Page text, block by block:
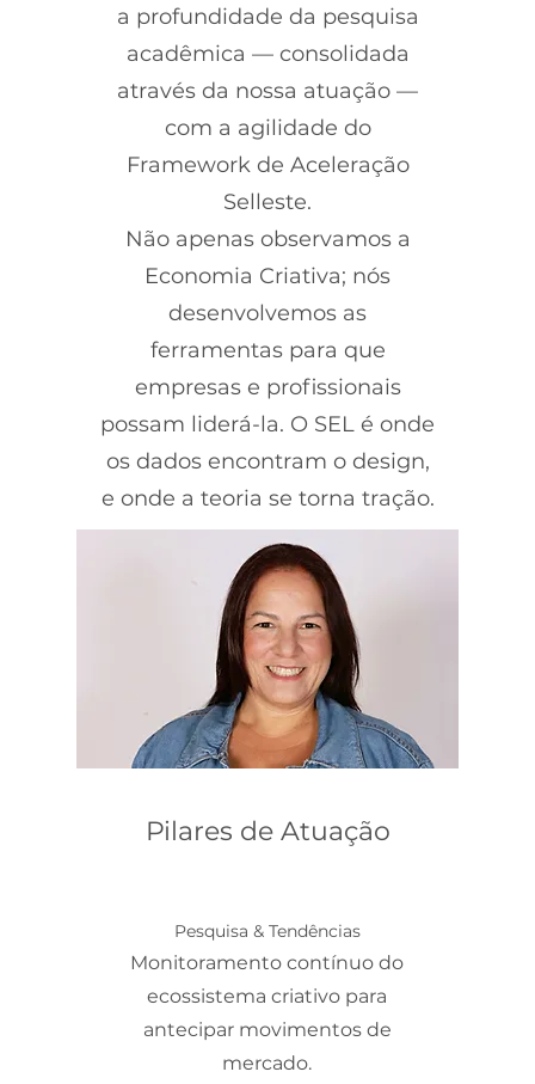
a profundidade da pesquisa
acadêmica — consolidada
através da nossa atuação —
com a agilidade do
Framework de Aceleração
Selleste.
Não apenas observamos a
Economia Criativa; nós
desenvolvemos as
ferramentas para que
empresas e profissionais
possam liderá-la. O SEL é onde
os dados encontram o design,
e onde a teoria se torna tração.
Pilares de Atuação
Pesquisa & Tendências
Monitoramento contínuo do
ecossistema criativo para
antecipar movimentos de
mercado.